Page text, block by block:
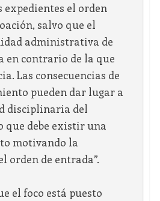
expedientes el orden
salvo que el
administrativa de
en contrario de la que
Las consecuencias de
pueden dar lugar a
disciplinaria del
que debe existir una
motivando la
orden de entrada”.
el foco está puesto